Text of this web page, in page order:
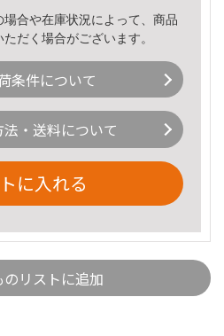
合や在庫状況によって、商品
だく場合がございます。
条件について
・送料について
に入れる
リストに追加